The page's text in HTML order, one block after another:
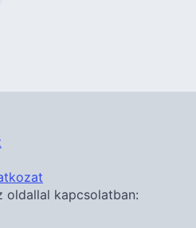
oldallal kapcsolatban: